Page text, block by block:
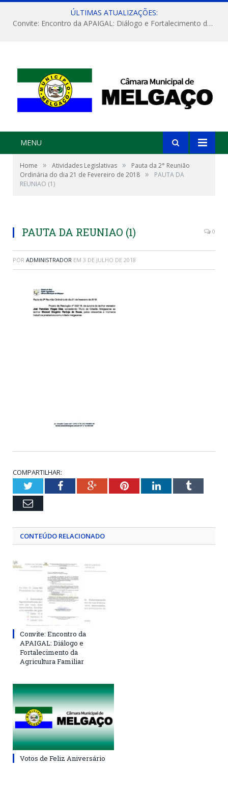
ÚLTIMAS ATUALIZAÇÕES:
Convite: Encontro da APAIGAL: Diálogo e Fortalecimento da Agricultura Familiar
MENU
Home » Atividades Legislativas »
Pauta da 2° Reunião
Ordinária do dia 21 de Fevereiro de 2018 »
PAUTA DA
REUNIAO (1)
PAUTA DA REUNIAO (1) 0
POR ADMINISTRADOR EM 3 DE JULHO DE 2018
COMPARTILHAR:
TwitterFacebookGoogle+PinterestLinkedInTumblr
Email
CONTEÚDO RELACIONADO
Convite: Encontro da
APAIGAL: Diálogo e
Fortalecimento da
Agricultura Familiar
Votos de Feliz Aniversário